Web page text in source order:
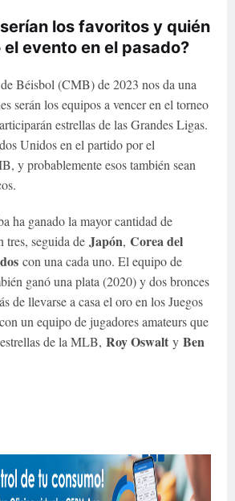
los favoritos y quién
evento en el pasado?
Béisbol (CMB) de 2023 nos da una
serán los equipos a vencer en el torneo
estrellas de las Grandes Ligas.
Unidos en el partido por el
y probablemente esos también sean
ha ganado la mayor cantidad de
tres, seguida de Japón, Corea del
con una cada uno. El equipo de
ganó una plata (2020) y dos bronces
de llevarse a casa el oro en los Juegos
un equipo de jugadores amateurs que
de la MLB, Roy Oswalt y Ben